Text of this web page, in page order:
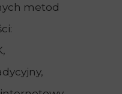
metod